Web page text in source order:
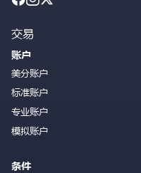
交易
账户
美分账户
标准账户
专业账户
模拟账户
条件